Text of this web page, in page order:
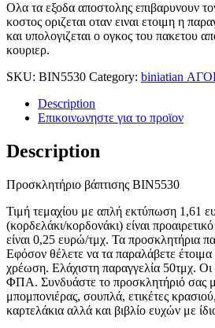
Ολα τα εξοδα αποστολης επιβαρυνουν
κοστος οριζεται οταν ειναι ετοιμη η
και υπολογιζεται ο ογκος του πακετου
κουριερ.
SKU: BIN5530 Category: biniatian
Description
Επικοινωνηστε για το προϊoν
Description
Προσκλητήριο βάπτισης ΒΙΝ5530
Τιμή τεμαχίου με απλή εκτύπωση 1,61
(κορδελάκι/κορδονάκι) είναι
είναι 0,25 ευρώ/τμχ. Τα προσκλητήρια
Εφόσον θέλετε να τα παραλάβετε έτοιμα
χρέωση. Ελάχιστη παραγγελία 50τμχ. Οι
ΦΠΑ. Συνδυάστε το προσκλητήριό σας
μπομπονιέρας, σουπλά, ετικέτες
καρτελάκια αλλά και βιβλίο ευχών με